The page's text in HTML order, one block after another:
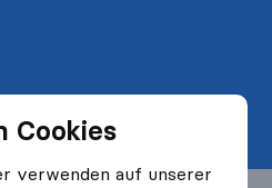
Cookies
verwenden auf unserer
ihrem Umzug
von Sirelo